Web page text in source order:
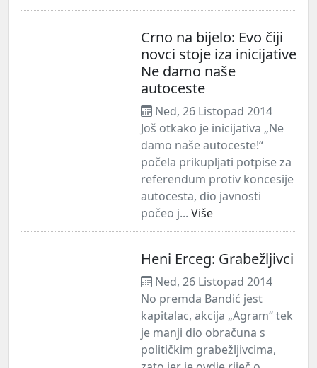
Crno na bijelo: Evo čiji
novci stoje iza inicijative
Ne damo naše
autoceste
Ned, 26 Listopad 2014
Još otkako je inicijativa „Ne
damo naše autoceste!“
počela prikupljati potpise za
referendum protiv koncesije
autocesta, dio javnosti
počeo j... Više
Heni Erceg: Grabežljivci
Ned, 26 Listopad 2014
No premda Bandić jest
kapitalac, akcija „Agram“ tek
je manji dio obračuna s
političkim grabežljivcima,